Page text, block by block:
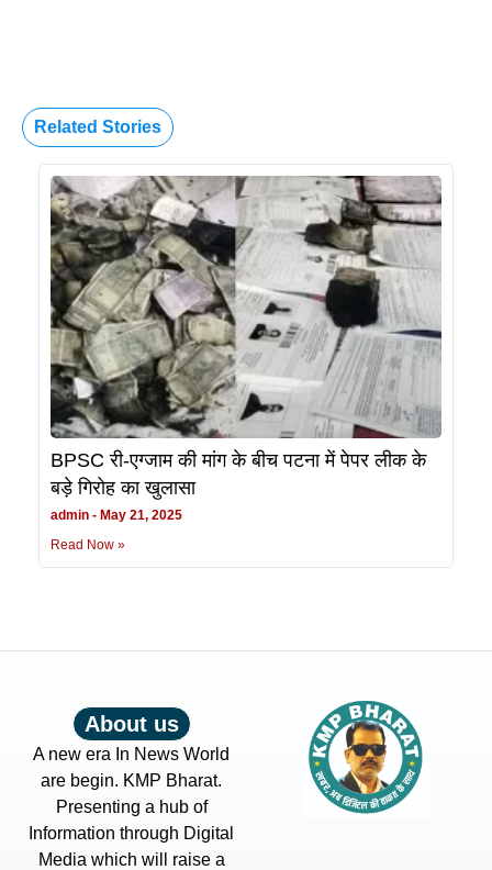
Related Stories
BPSC री-एग्जाम की मांग के बीच पटना में पेपर लीक के
बड़े गिरोह का खुलासा
admin
May 21, 2025
Read Now »
About us
A new era In News World
are begin. KMP Bharat.
Presenting a hub of
Information through Digital
Media which will raise a